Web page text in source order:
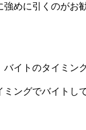
強めに引くのがお
バイトのタイミン
ングでバイトし